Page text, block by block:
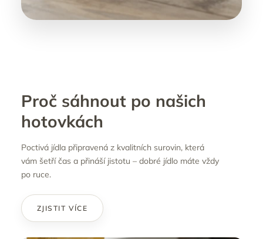
Proč sáhnout po našich
hotovkách
Poctivá jídla připravená z kvalitních surovin, která
vám šetří čas a přináší jistotu – dobré jídlo máte vždy
po ruce.
ZJISTIT VÍCE